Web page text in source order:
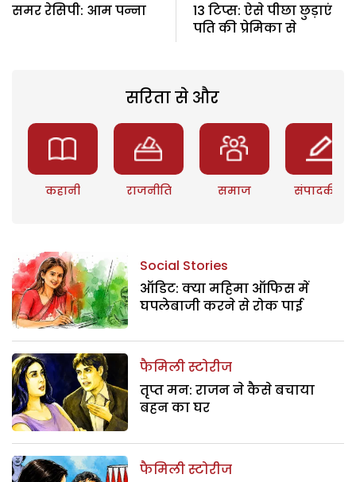
समर रेसिपी: आम पन्ना
13 टिप्स: ऐसे पीछा छुड़ाएं
पति की प्रेमिका से
सरिता से और
कहानी राजनीति समाज संपादकीय
Social Stories
ऑडिट: क्या महिमा ऑफिस में
घपलेबाजी करने से रोक पाई
फैमिली स्टोरीज
तृप्त मन: राजन ने कैसे बचाया
बहन का घर
फैमिली स्टोरीज